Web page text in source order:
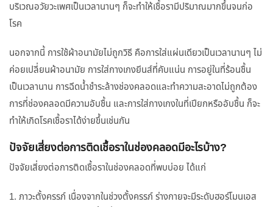
บริเวณอวัยวะเพศเป็นเวลานานๆ ก็จะทำให้เชื้อรามีปริมาณมากขึ้นจนก่อ
โรค
นอกจากนี้ การใช้ผ้าอนามัยไม่ถูกวิธี คือการใส่แผ่นเดียวเป็นเวลานานๆ ไม่
ค่อยเปลี่ยนผ้าอนามัย การใส่กางเกงยีนส์ที่คับแน่น การอยู่ในที่ร้อนชื้น
เป็นเวลานาน การฉีดน้ำชำระล้างช่องคลอดและทำความสะอาดไม่ถูกต้อง
การที่ช่องคลอดมีความอับชื้น และการใส่กางเกงในที่เปียกหรืออับชื้น ก็จะ
ทำให้เกิดโรคเชื้อราได้ง่ายขึ้นเช่นกัน
ปัจจัยเสี่ยงต่อการติดเชื้อราในช่องคลอดมีอะไรบ้าง?
ปัจจัยเสี่ยงต่อการติดเชื้อราในช่องคลอดที่พบบ่อย ได้แก่
1. ภาวะตั้งครรภ์ เนื่องจากในช่วงตั้งครรภ์ ร่างกายจะมีระดับฮอร์โมนเอส